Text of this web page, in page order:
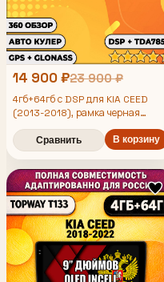
14 900 ₽23 900 ₽
4гб+64гб с DSP для KIA CEED
(2013-2018), рамка черная
глянцевая, Android магнитола,
без слота под симку, усилитель
звука TDA7851 и поддержка 360
камер
Сравнить В корзину